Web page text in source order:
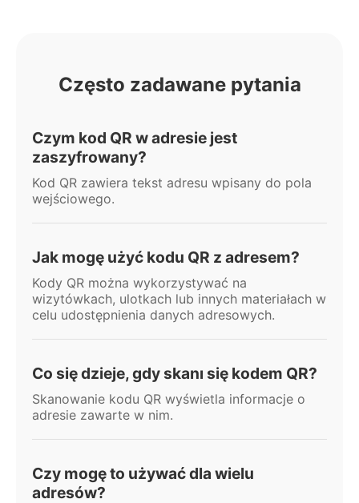
Często zadawane pytania
Czym kod QR w adresie jest
zaszyfrowany?
Kod QR zawiera tekst adresu wpisany do pola
wejściowego.
Jak mogę użyć kodu QR z adresem?
Kody QR można wykorzystywać na
wizytówkach, ulotkach lub innych materiałach w
celu udostępnienia danych adresowych.
Co się dzieje, gdy skanı się kodem QR?
Skanowanie kodu QR wyświetla informacje o
adresie zawarte w nim.
Czy mogę to używać dla wielu
adresów?